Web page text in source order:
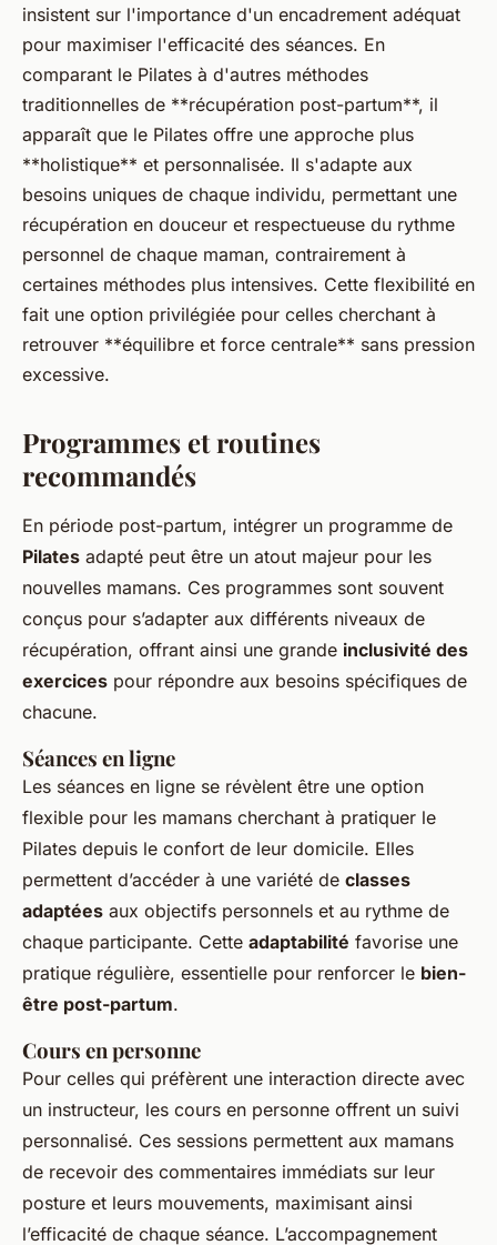
insistent sur l'importance d'un encadrement adéquat
pour maximiser l'efficacité des séances. En
comparant le Pilates à d'autres méthodes
traditionnelles de **récupération post-partum**, il
apparaît que le Pilates offre une approche plus
**holistique** et personnalisée. Il s'adapte aux
besoins uniques de chaque individu, permettant une
récupération en douceur et respectueuse du rythme
personnel de chaque maman, contrairement à
certaines méthodes plus intensives. Cette flexibilité en
fait une option privilégiée pour celles cherchant à
retrouver **équilibre et force centrale** sans pression
excessive.
Programmes et routines
recommandés
En période post-partum, intégrer un programme de
Pilates adapté peut être un atout majeur pour les
nouvelles mamans. Ces programmes sont souvent
conçus pour s’adapter aux différents niveaux de
récupération, offrant ainsi une grande inclusivité des
exercices pour répondre aux besoins spécifiques de
chacune.
Séances en ligne
Les séances en ligne se révèlent être une option
flexible pour les mamans cherchant à pratiquer le
Pilates depuis le confort de leur domicile. Elles
permettent d’accéder à une variété de classes
adaptées aux objectifs personnels et au rythme de
chaque participante. Cette adaptabilité favorise une
pratique régulière, essentielle pour renforcer le bien-
être post-partum.
Cours en personne
Pour celles qui préfèrent une interaction directe avec
un instructeur, les cours en personne offrent un suivi
personnalisé. Ces sessions permettent aux mamans
de recevoir des commentaires immédiats sur leur
posture et leurs mouvements, maximisant ainsi
l’efficacité de chaque séance. L’accompagnement